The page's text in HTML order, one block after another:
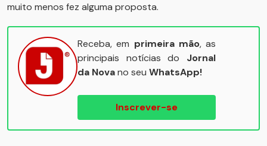
muito menos fez alguma proposta.
Receba, em primeira mão, as
principais notícias do Jornal
da Novano seu WhatsApp!
Inscrever-se